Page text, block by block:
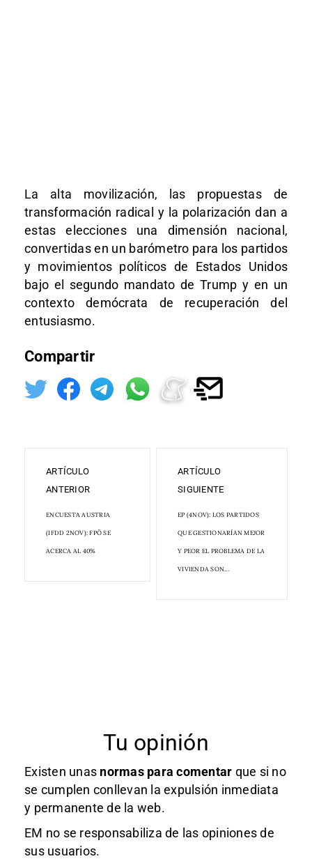
La alta movilización, las propuestas de
transformación radical y la polarización dan a
estas elecciones una dimensión nacional,
convertidas en un barómetro para los partidos
y movimientos políticos de Estados Unidos
bajo el segundo mandato de Trump y en un
contexto demócrata de recuperación del
entusiasmo.​
Compartir
ARTÍCULO
ANTERIOR
ENCUESTA AUSTRIA
(IFDD 2NOV): FPÖ SE
ACERCA AL 40%
ARTÍCULO
SIGUIENTE
EP (4NOV): LOS PARTIDOS
QUE GESTIONARÍAN MEJOR
Y PEOR EL PROBLEMA DE LA
VIVIENDA SON...
Tu opinión
Existen unas normas para comentar que si no
se cumplen conllevan la expulsión inmediata
y permanente de la web.
EM no se responsabiliza de las opiniones de
sus usuarios.